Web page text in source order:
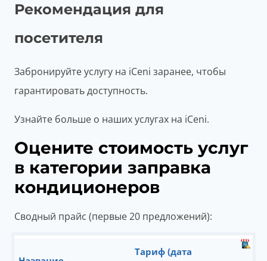
Рекомендация для
посетителя
Забронируйте услугу на iCeni заранее, чтобы
гарантировать доступность.
Узнайте больше о наших услугах на iCeni.
Оцените стоимость услуг
в категории заправка
кондиционеров
Сводный прайс (первые 20 предложений):
Тариф (дата